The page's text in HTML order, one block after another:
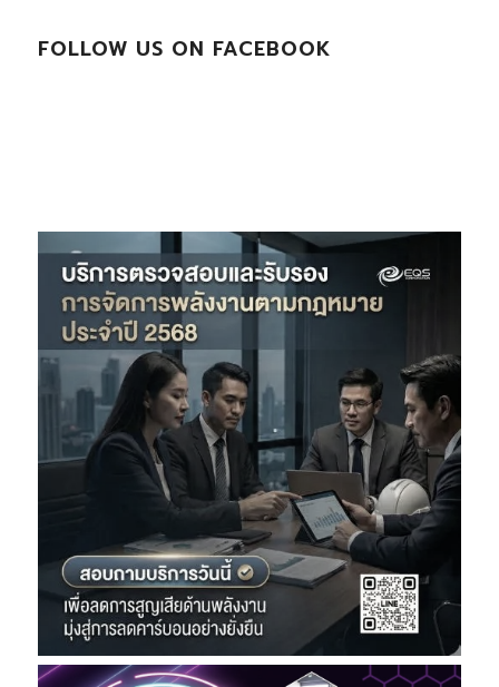
FOLLOW US ON FACEBOOK